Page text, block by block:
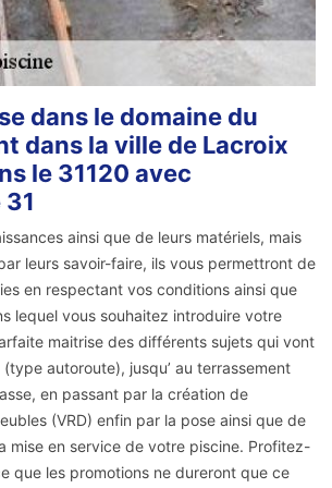
dans le domaine du
dans la ville de Lacroix
le 31120 avec
ainsi que de leurs matériels, mais
leurs savoir-faire, ils vous permettront de
en respectant vos conditions ainsi que
lequel vous souhaitez introduire votre
maitrise des différents sujets qui vont
autoroute), jusqu’ au terrassement
en passant par la création de
(VRD) enfin par la pose ainsi que de
mise en service de votre piscine. Profitez-
que les promotions ne dureront que ce